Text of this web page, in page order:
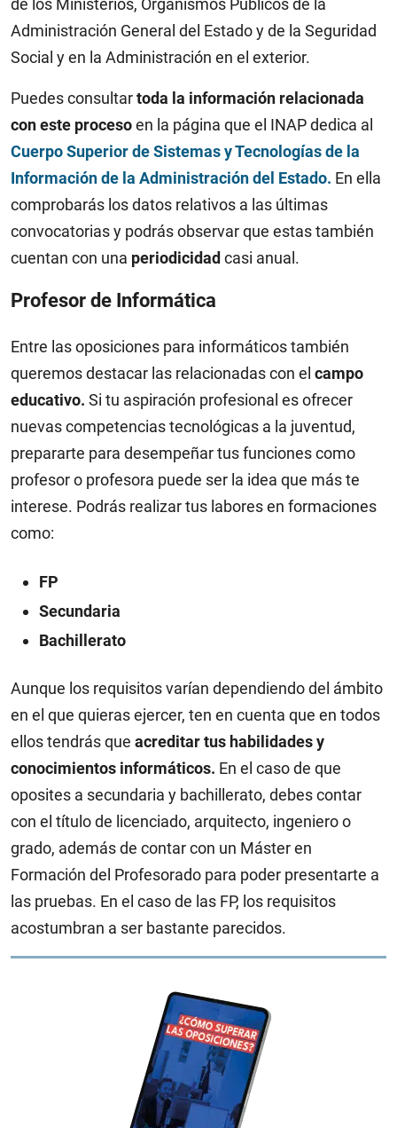
de los Ministerios, Organismos Públicos de la
Administración General del Estado y de la Seguridad
Social y en la Administración en el exterior.
Puedes consultartoda la información relacionada
con este procesoen la página que el INAP dedica al
Cuerpo Superior de Sistemas y Tecnologías de la
Información de la Administración del Estado. En ella
comprobarás los datos relativos a las últimas
convocatorias y podrás observar que estas también
cuentan con una periodicidadcasi anual.
Profesor de Informática
Entre las oposiciones para informáticos también
queremos destacar las relacionadas con el campo
educativo. Si tu aspiración profesional es ofrecer
nuevas competencias tecnológicas a la juventud,
prepararte para desempeñar tus funciones como
profesor o profesora puede ser la idea que más te
interese. Podrás realizar tus labores en formaciones
como:
FP
Secundaria
Bachillerato
Aunque los requisitos varían dependiendo del ámbito
en el que quieras ejercer, ten en cuenta que en todos
ellos tendrás que acreditar tus habilidades y
conocimientos informáticos. En el caso de que
oposites a secundaria y bachillerato, debes contar
con el título de licenciado, arquitecto, ingeniero o
grado, además de contar con un Máster en
Formación del Profesorado para poder presentarte a
las pruebas. En el caso de las FP, los requisitos
acostumbran a ser bastante parecidos.